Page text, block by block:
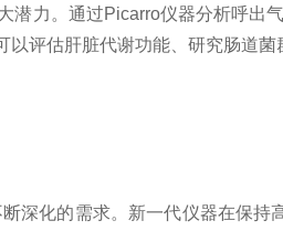
。通过Picarro仪器分析呼出气
以评估肝脏代谢功能、研究肠道菌
化的需求。新一代仪器在保持